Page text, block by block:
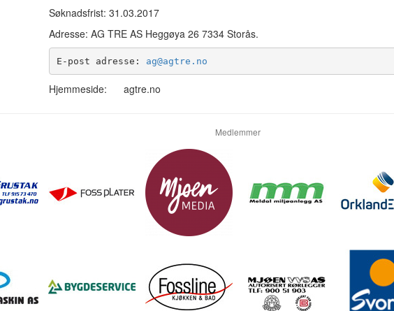
Søknadsfrist: 31.03.2017
Adresse: AG TRE AS Heggøya 26 7334 Storås.
E-post adresse: ag@agtre.no
Hjemmeside: agtre.no
Medlemmer